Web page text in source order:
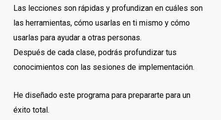
Las lecciones son rápidas y profundizan en cuáles son
las herramientas, cómo usarlas en ti mismo y cómo
usarlas para ayudar a otras personas.
Después de cada clase, podrás profundizar tus
conocimientos con las sesiones de implementación.
He diseñado este programa para prepararte para un
éxito total.